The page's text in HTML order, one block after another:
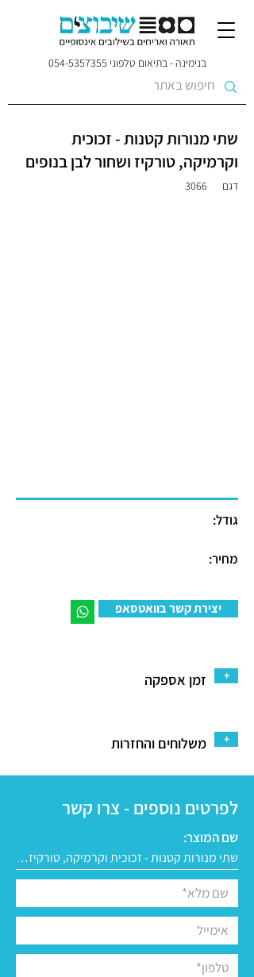
בנימינה - בתיאום טלפוני 054-5357355
שתי מנורות קטנות - זכוכית
וקרמיקה, טורקיז ושחור לבן בנופים
דגם 3066
גודל:
מחיר:
יצירת קשר בוואטסאפ
זמן אספקה +
משלוחים והחזרות +
לפרטים נוספים - צרו קשר
שם המוצר: